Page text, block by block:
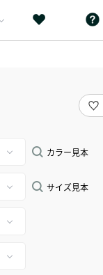
カラー見本
サイズ見本